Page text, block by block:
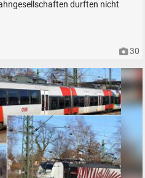
durften nicht
30